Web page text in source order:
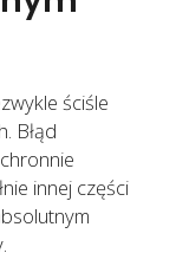
ściśle
Błąd
innej części